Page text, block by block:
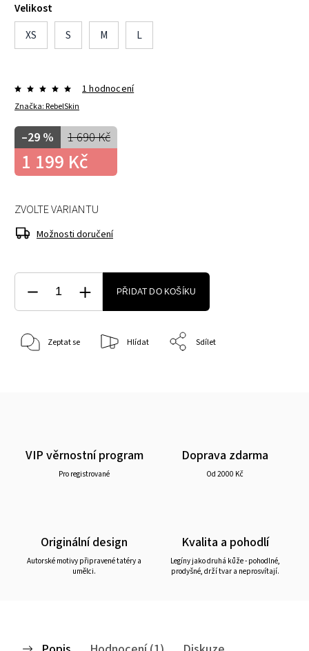
Velikost
XS
S M L
Značka:RebelSkin
1 hodnocení
1 690 Kč
–29 %
1 199 Kč
ZVOLTE VARIANTU
Možnosti doručení
PŘIDAT DO KOŠÍKU
Zeptat se Hlídat Sdílet
VIP věrnostní program
Pro registrované
Doprava zdarma
Od 2000 Kč
Originální design
Autorské motivy připravené tatéry a
umělci.
Kvalita a pohodlí
Legíny jako druhá kůže - pohodlné,
prodyšné, drží tvar a neprosvítají.